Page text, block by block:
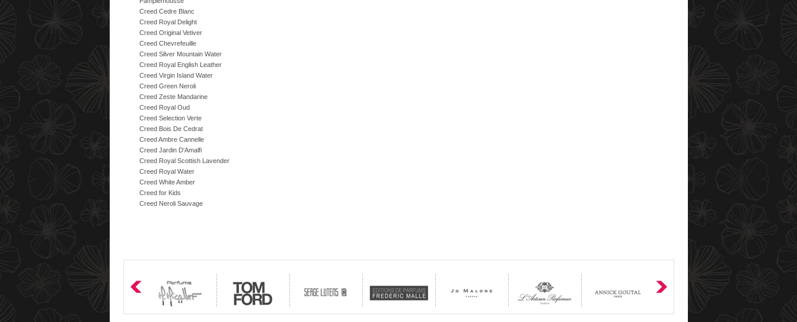
Creed Cedre Blanc
Creed Royal Delight
Creed Original Vetiver
Creed Chevrefeuille
Creed Silver Mountain Water
Creed Royal English Leather
Creed Virgin Island Water
Creed Green Neroli
Creed Zeste Mandarine
Creed Royal Oud
Creed Selection Verte
Creed Bois De Cedrat
Creed Ambre Cannelle
Creed Jardin D'Amalfi
Creed Royal Scottish Lavender
Creed Royal Water
Creed White Amber
Creed for Kids
Creed Neroli Sauvage